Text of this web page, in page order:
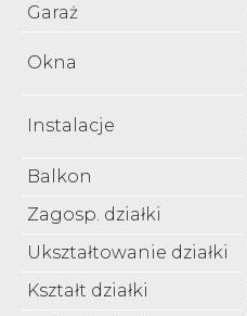
Garaż
Okna
Instalacje
Balkon
Zagosp. działki
Ukształtowanie działki
Kształt działki